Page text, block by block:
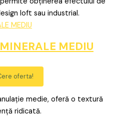
loft sau industrial.
MEDIU
oferta!
medie, oferă o textură
ridicată.